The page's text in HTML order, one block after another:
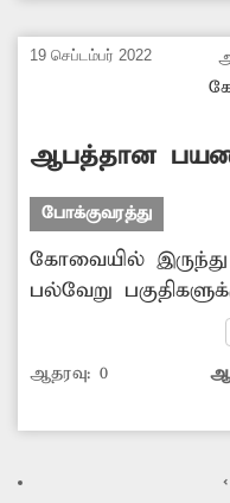
அவதிப்பட்டு
சென்னனூர்
இயக்க நடவடிக்கை
19 செப்டம்பர் 2022
ஆபத்தான
போக்குவரத்து
கோவையில்
பல்வேறு
வாலிபர்கள்
செய்கிறார்கள்.
கீேழ விழுந்தால்
ஆபத்தாக பயணம்
ஆதரவு: 0